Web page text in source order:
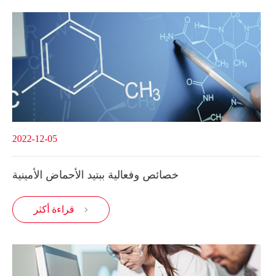
2022-12-05
خصائص وفعالية ببتيد الأحماض الأمينية
قراءة أكثر 